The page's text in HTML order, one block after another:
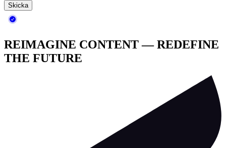
Skicka
REIMAGINE CONTENT — REDEFINE
THE FUTURE